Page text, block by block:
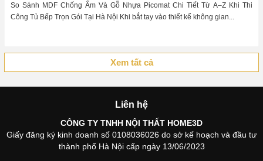
So Sánh MDF Chống Ẩm Và Gỗ Nhựa Picomat Chi Tiết Từ A–Z Khi Thi
Công Tủ Bếp Trọn Gói Tại Hà Nội Khi bắt tay vào thiết kế không gian...
Xem tất cả
Liên hệ
CÔNG TY TNHH NỘI THẤT HOME3D
Giấy đăng ký kinh doanh số 0108036026 do sở kế hoạch và đầu tư
thành phố Hà Nội cấp ngày 13/06/2023